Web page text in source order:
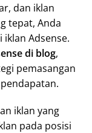
dan iklan
tepat, Anda
Adsense.
di blog,
pemasangan
iklan yang
pada posisi